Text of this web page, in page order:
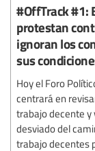
#OffTrack #1:
protestan
ignoran los
sus
Hoy el Foro
centrará en
trabajo decente y
desviado del
trabajo decentes